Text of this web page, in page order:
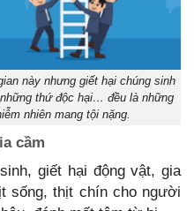
này nhưng giết hại chúng sinh
thứ độc hại… đều là những
nhiên mang tội nặng.
cầm
giết hại động vật, gia
sống, thịt chín cho người